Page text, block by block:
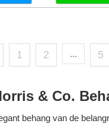
1 2 ... 5
& Co.
behang van de